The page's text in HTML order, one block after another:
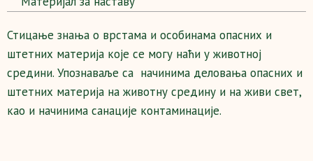
Стицање знања о врстама и особинама опасних и
штетних материја које се могу наћи у животној
средини. Упознаваље са начинима деловања опасних и
штетних материја на животну средину и на живи свет,
као и начинима санације контаминације.